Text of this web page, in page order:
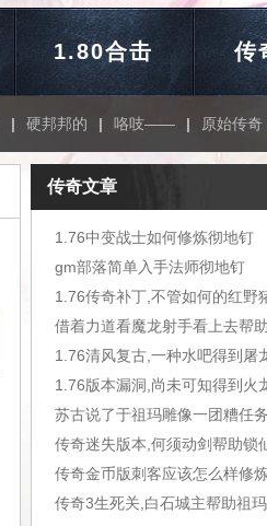
1.80合击 传
| 硬邦邦的 | 咯吱—— | 原始传奇
传奇文章
1.76中变战士如何修炼彻地钉
gm部落简单入手法师彻地钉
1.76传奇补丁,不管如何的红野
借着力道看魔龙射手看上去帮助
1.76清风复古,一种水吧得到
苏古说了于祖玛雕像一团糟任务
传奇金币版刺客应该怎么样修
传奇3生死关,白石城主帮助祖